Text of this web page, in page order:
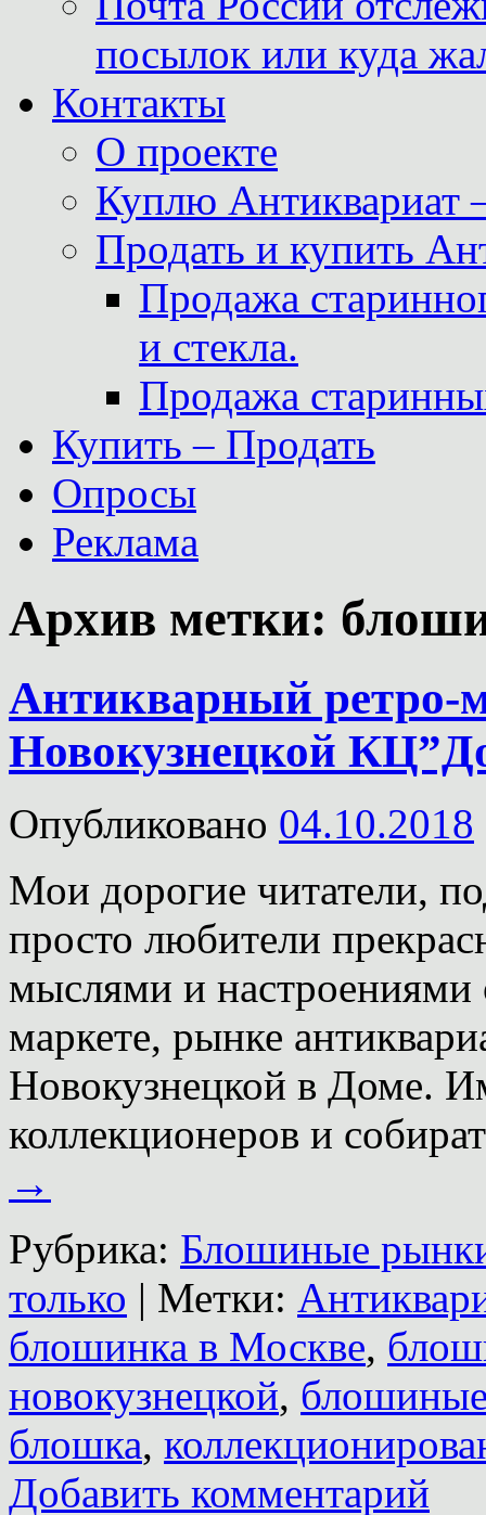
посылок или куда
Контакты
О проекте
Куплю Антиквариат
Продать и купить
Продажа
и стекла.
Продажа
Купить – Продать
Опросы
Реклама
Архив метки:
Антикварный ретро-
Новокузнецкой
Опубликовано 04.10.2018
Мои дорогие читатели,
просто любители
мыслями и
маркете, рынке
Новокузнецкой в Доме.
коллекционеров и
→
Рубрика: Блошиные
только | Метки:
блошинка в Москве,
новокузнецкой,
блошка,
Добавить комментарий